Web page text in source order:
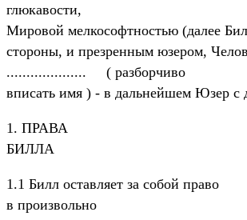
глюкавости,
Мировой мелкософтностью (далее
стороны, и презренным юзером,
.................... ( разборчиво
вписать имя ) - в дальнейшем Юзер с
1. ПРАВА
БИЛЛА
1.1 Билл оставляет за собой право
в произвольно